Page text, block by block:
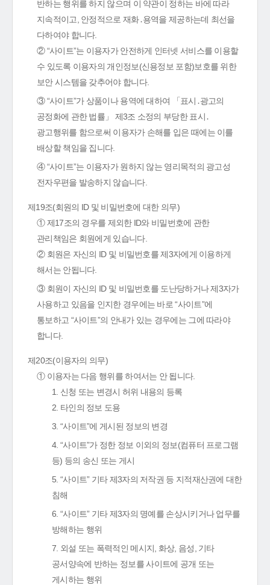
반하는 행위를 하지 않으며 이 약관이 정하는 바에 따라
지속적이고, 안정적으로 재화․용역을 제공하는데 최선을
다하여야 합니다.
② “사이트”는 이용자가 안전하게 인터넷 서비스를 이용할
수 있도록 이용자의 개인정보(신용정보 포함)보호를 위한
보안 시스템을 갖추어야 합니다.
③ “사이트”가 상품이나 용역에 대하여 「표시․광고의
공정화에 관한 법률」 제3조 소정의 부당한 표시․
광고행위를 함으로써 이용자가 손해를 입은 때에는 이를
배상할 책임을 집니다.
④ “사이트”는 이용자가 원하지 않는 영리목적의 광고성
전자우편을 발송하지 않습니다.
제19조(회원의 ID 및 비밀번호에 대한 의무)
① 제17조의 경우를 제외한 ID와 비밀번호에 관한
관리책임은 회원에게 있습니다.
② 회원은 자신의 ID 및 비밀번호를 제3자에게 이용하게
해서는 안됩니다.
③ 회원이 자신의 ID 및 비밀번호를 도난당하거나 제3자가
사용하고 있음을 인지한 경우에는 바로 “사이트”에
통보하고 “사이트”의 안내가 있는 경우에는 그에 따라야
합니다.
제20조(이용자의 의무)
① 이용자는 다음 행위를 하여서는 안 됩니다.
1. 신청 또는 변경시 허위 내용의 등록
2. 타인의 정보 도용
3. “사이트”에 게시된 정보의 변경
4. “사이트”가 정한 정보 이외의 정보(컴퓨터 프로그램
등) 등의 송신 또는 게시
5. “사이트” 기타 제3자의 저작권 등 지적재산권에 대한
침해
6. “사이트” 기타 제3자의 명예를 손상시키거나 업무를
방해하는 행위
7. 외설 또는 폭력적인 메시지, 화상, 음성, 기타
공서양속에 반하는 정보를 사이트에 공개 또는
게시하는 행위